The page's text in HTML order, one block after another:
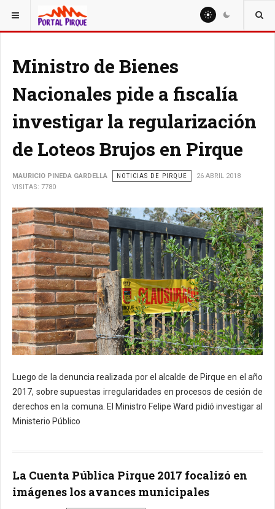
ESTÁ AQUÍ: NOTICIAS
Ministro de Bienes
Nacionales pide a fiscalía
investigar la regularización
de Loteos Brujos en Pirque
MAURICIO PINEDA GARDELLA NOTICIAS DE PIRQUE
26 ABRIL 2018
VISITAS: 7780
Luego de la denuncia realizada por el alcalde de Pirque en el año
2017, sobre supuestas irregularidades en procesos de cesión de
derechos en la comuna. El Ministro Felipe Ward pidió investigar al
Ministerio Público
La Cuenta Pública Pirque 2017 focalizó en
imágenes los avances municipales